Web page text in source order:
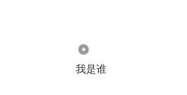
我是谁